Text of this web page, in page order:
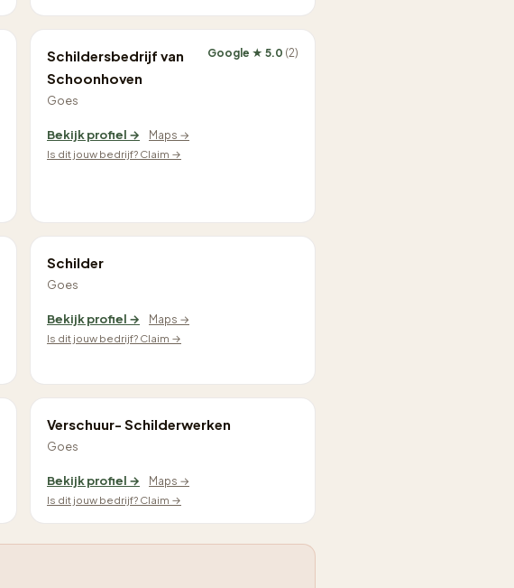
Schildersbedrijf van
Schoonhoven
Goes
Google ★ 5.0 (2)
Bekijk profiel →
Maps →
Is dit jouw bedrijf? Claim →
Schilder
Goes
Bekijk profiel →
Maps →
Is dit jouw bedrijf? Claim →
Verschuur- Schilderwerken
Goes
Bekijk profiel →
Maps →
Is dit jouw bedrijf? Claim →